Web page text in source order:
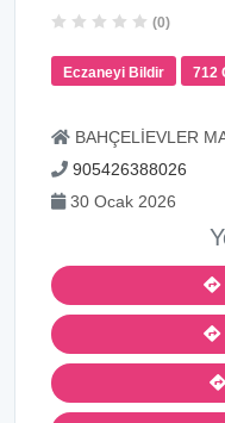
(0)
Eczaneyi Bildir 712
BAHÇELİEVLER
905426388026
30 Ocak 2026